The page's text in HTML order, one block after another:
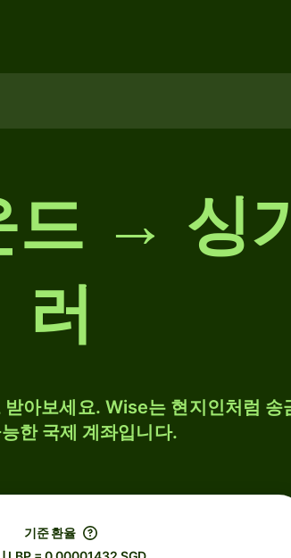
드 → 싱
러
아보세요. Wise는 현지인처럼 송
한 국제 계좌입니다.
기준 환율